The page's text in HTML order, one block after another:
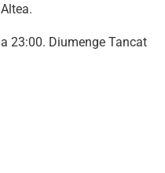
23:00. Diumenge Tancat